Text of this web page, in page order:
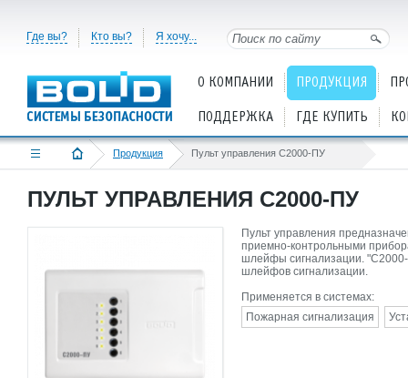
Где вы? Кто вы? Я хочу...
О КОМПАНИИ ПРОДУКЦИЯ
ПОДДЕРЖКА ГДЕ КУПИТЬ
Продукция Пульт управления С2000-ПУ
ПУЛЬТ УПРАВЛЕНИЯ С2000-ПУ
Пульт управления
приемно-контрольными
шлейфы сигнализации.
шлейфов сигнализации.
Применяется в системах:
Пожарная сигнализация